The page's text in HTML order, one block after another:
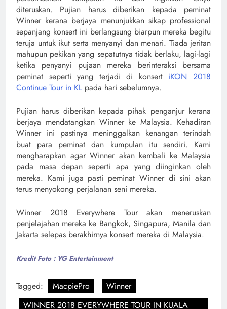
diteruskan. Pujian harus diberikan kepada peminat
Winner kerana berjaya menunjukkan sikap professional
sepanjang konsert ini berlangsung biarpun mereka begitu
teruja untuk ikut serta menyanyi dan menari. Tiada jeritan
mahupun pekikan yang sepatutnya tidak berlaku, lagi-lagi
ketika penyanyi pujaan mereka berinteraksi bersama
peminat seperti yang terjadi di konsert iKON 2018
Continue Tour in KL pada hari sebelumnya.
Pujian harus diberikan kepada pihak penganjur kerana
berjaya mendatangkan Winner ke Malaysia. Kehadiran
Winner ini pastinya meninggalkan kenangan terindah
buat para peminat dan kumpulan itu sendiri. Kami
mengharapkan agar Winner akan kembali ke Malaysia
pada masa depan seperti apa yang diinginkan oleh
mereka. Kami juga pasti peminat Winner di sini akan
terus menyokong perjalanan seni mereka.
Winner 2018 Everywhere Tour akan meneruskan
penjelajahan mereka ke Bangkok, Singapura, Manila dan
Jakarta selepas berakhirnya konsert mereka di Malaysia.
Kredit Foto : YG Entertainment
Tagged: MacpiePro
Winner
WINNER 2018 EVERYWHERE TOUR IN KUALA